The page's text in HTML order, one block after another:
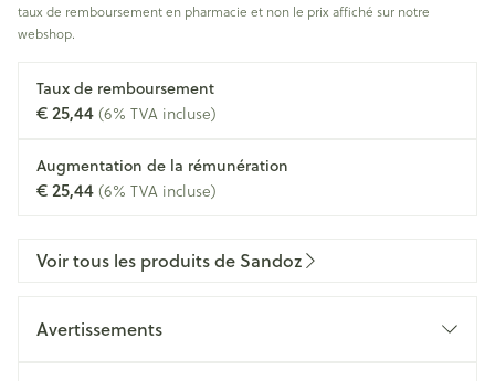
taux de remboursement en pharmacie et non le prix affiché sur notre
webshop.
Taux de remboursement
€ 25,44(6% TVA incluse)
Augmentation de la rémunération
€ 25,44(6% TVA incluse)
Voir tous les produits de Sandoz
Avertissements